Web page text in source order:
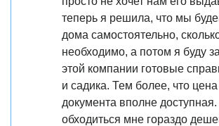
теперь я решила, что мы
дома самостоятельно,
необходимо, а потом я буду
этой компании готовые
и садика. Тем более, что цена
документа вполне
обходиться мне гораздо